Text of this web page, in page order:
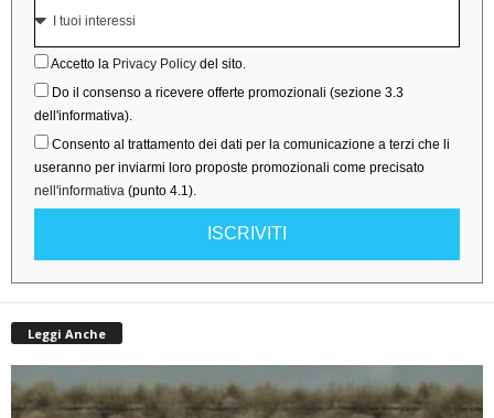
Accetto la Privacy Policy del sito.
Do il consenso a ricevere offerte promozionali (sezione 3.3
dell'informativa).
Consento al trattamento dei dati per la comunicazione a terzi che li
useranno per inviarmi loro proposte promozionali come precisato
nell'informativa (punto 4.1).
ISCRIVITI
Leggi Anche